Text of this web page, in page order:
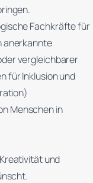
Fachkräfte für
anerkannte
vergleichbarer
für Inklusion und
Menschen in
und